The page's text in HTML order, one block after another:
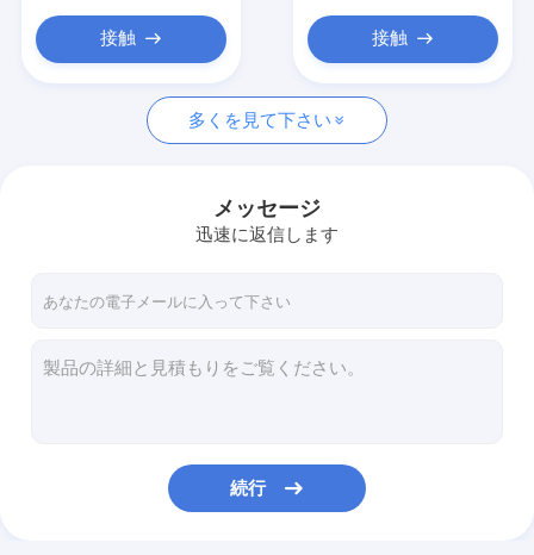
Bluetooth IOT装置
Bluetoothのヘッドホーン
Bluetoothのスピーカー
Bluetoothライト
接触 接触
多くを見て下さい
メッセージ
迅速に返信します
続行